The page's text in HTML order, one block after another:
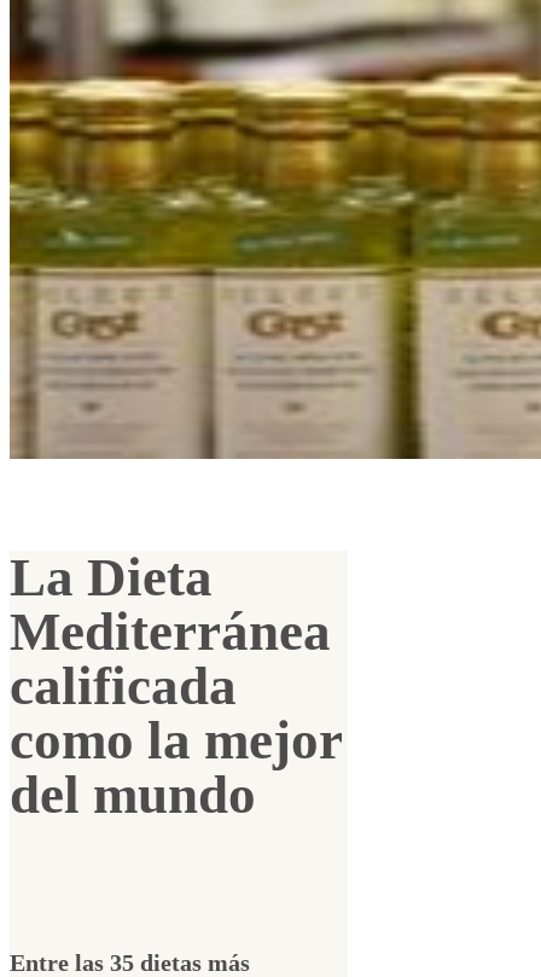
Aceite de oliva virgen extra AUREUM COUPAGE
Tienda online
Exportación
Cotización
Exportación
La Dieta
Mediterránea
calificada
como la mejor
del mundo
Entre las 35 dietas más